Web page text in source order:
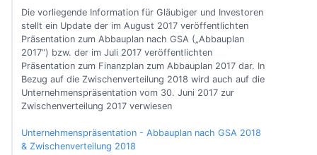
Die vorliegende Information für Gläubiger und Investoren
stellt ein Update der im August 2017 veröffentlichten
Präsentation zum Abbauplan nach GSA („Abbauplan
2017“) bzw. der im Juli 2017 veröffentlichten
Präsentation zum Finanzplan zum Abbauplan 2017 dar. In
Bezug auf die Zwischenverteilung 2018 wird auch auf die
Unternehmenspräsentation vom 30. Juni 2017 zur
Zwischenverteilung 2017 verwiesen
Unternehmenspräsentation - Abbauplan nach GSA 2018
& Zwischenverteilung 2018